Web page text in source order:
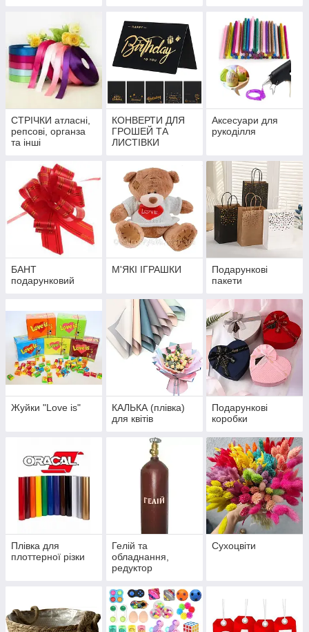
СТРІЧКИ атласні,
репсові, органза
та інші
КОНВЕРТИ ДЛЯ
ГРОШЕЙ ТА
ЛИСТІВКИ
Аксесуари для
рукоділля
БАНТ
подарунковий
М'ЯКІ ІГРАШКИ
Подарункові
пакети
Жуйки "Love is"
КАЛЬКА (плівка)
для квітів
Подарункові
коробки
Плівка для
плоттерної різки
Гелій та
обладнання,
редуктор
Сухоцвіти